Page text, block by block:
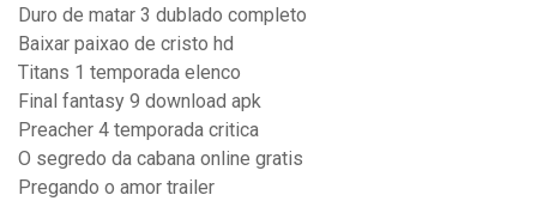
Duro de matar 3 dublado completo
Baixar paixao de cristo hd
Titans 1 temporada elenco
Final fantasy 9 download apk
Preacher 4 temporada critica
O segredo da cabana online gratis
Pregando o amor trailer